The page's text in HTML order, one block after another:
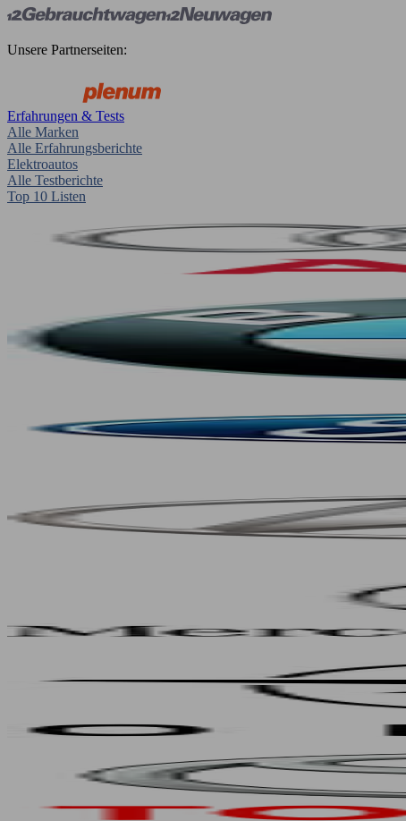
Unsere Partnerseiten:
Erfahrungen & Tests
Alle Marken
Alle Erfahrungsberichte
Elektroautos
Alle Testberichte
Top 10 Listen